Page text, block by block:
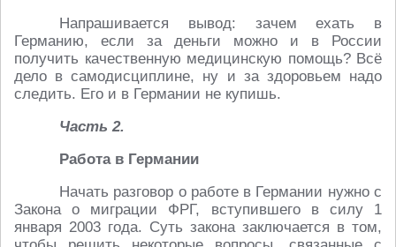
Напрашивается вывод: зачем ехать в
Германию, если за деньги можно и в России
получить качественную медицинскую помощь? Всё
дело в самодисциплине, ну и за здоровьем надо
следить. Его и в Германии не купишь.
Часть 2.
Работа в Германии
Начать разговор о работе в Германии нужно с
Закона о миграции ФРГ, вступившего в силу 1
января 2003 года. Суть закона заключается в том,